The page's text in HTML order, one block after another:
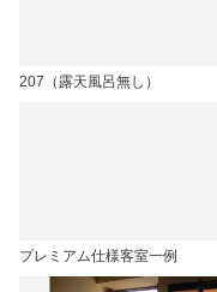
207（露天風呂無し）
プレミアム仕様客室一例